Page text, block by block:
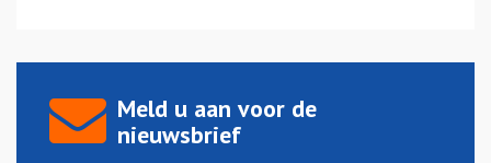
Meld u aan voor de
nieuwsbrief